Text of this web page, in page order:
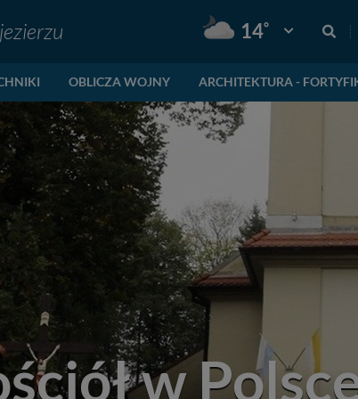
14° Pogoda:
OBLICZA WOJNY ARCHITEKTURA -
w